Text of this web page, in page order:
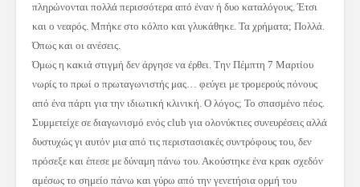
πληρώνονται πολλά περισσότερα από έναν ή δυο καταλόγους. Έτσι
και ο νεαρός. Μπήκε στο κόλπο και γλυκάθηκε. Τα χρήματα; Πολλά.
Όπως και οι ανέσεις.
Όμως η κακιά στιγμή δεν άργησε να έρθει. Την Πέμπτη 7 Μαρτίου
νωρίς το πρωί ο πρωταγωνιστής μας… φεύγει με τρομερούς πόνους
από ένα πάρτι για την ιδιωτική κλινική. Ο λόγος; Το σπασμένο πέoς.
Συμμετείχε σε διαγωνισμό ενός club για ολονύκτιες συνευρέσεις αλλά
δυστυχώς γι αυτόν μια από τις περιστασιακές συντρόφους του, δεν
πρόσεξε και έπεσε με δύναμη πάνω του. Ακούστηκε ένα κρακ σχεδόν
αμέσως το σημείο πάνω και γύρω από την γενετήσια ορμή του